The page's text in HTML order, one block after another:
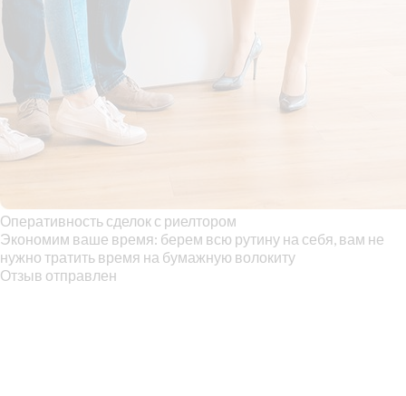
Оперативность сделок с риелтором
Экономим ваше время: берем всю рутину на себя, вам не
нужно тратить время на бумажную волокиту
Отзыв отправлен